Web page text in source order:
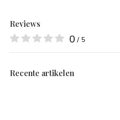
Reviews
0 / 5
Recente artikelen